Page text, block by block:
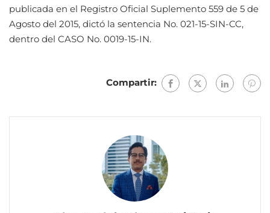
publicada en el Registro Oficial Suplemento 559 de 5 de
Agosto del 2015, dictó la sentencia No. 021-15-SIN-CC,
dentro del CASO No. 0019-15-IN.
Compartir: